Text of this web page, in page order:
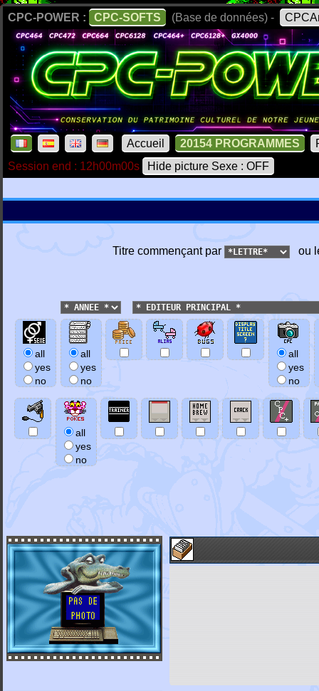
CPC-POWER : CPC-SOFTS (Base de données) -
Accueil 20154 PROGRAMMES
Session end : 12h00m00s
Hide picture Sexe : OFF
Titre commençant par ou
all
yes
no
all
yes
no
all
yes
no
all
yes
no